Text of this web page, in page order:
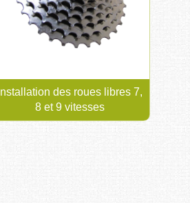
Installation des roues libres 7,
8 et 9 vitesses